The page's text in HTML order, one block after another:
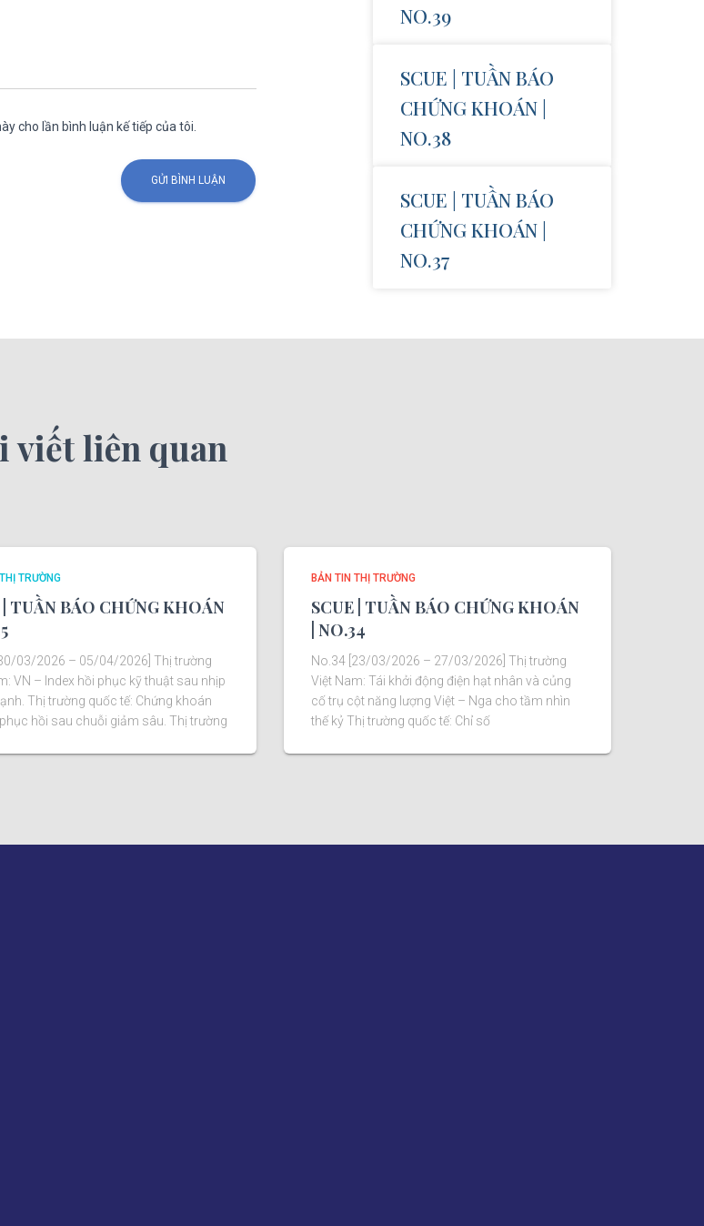
cho lần bình luận kế tiếp của tôi.
NO.39
SCUE | TUẦN BÁO
CHỨNG KHOÁN |
NO.38
SCUE | TUẦN BÁO
CHỨNG KHOÁN |
NO.37
viết liên quan
TRƯỜNG
| TUẦN BÁO CHỨNG KHOÁN
03/2026 – 05/04/2026] Thị trường
VN – Index hồi phục kỹ thuật sau nhịp
Thị trường quốc tế: Chứng khoán
hồi sau chuỗi giảm sâu. Thị trường
BẢN TIN THỊ TRƯỜNG
SCUE | TUẦN BÁO CHỨNG KHOÁN
| NO.34
No.34 [23/03/2026 – 27/03/2026] Thị trường
Việt Nam: Tái khởi động điện hạt nhân và củng
cố trụ cột năng lượng Việt – Nga cho tầm nhìn
thế kỷ Thị trường quốc tế: Chỉ số